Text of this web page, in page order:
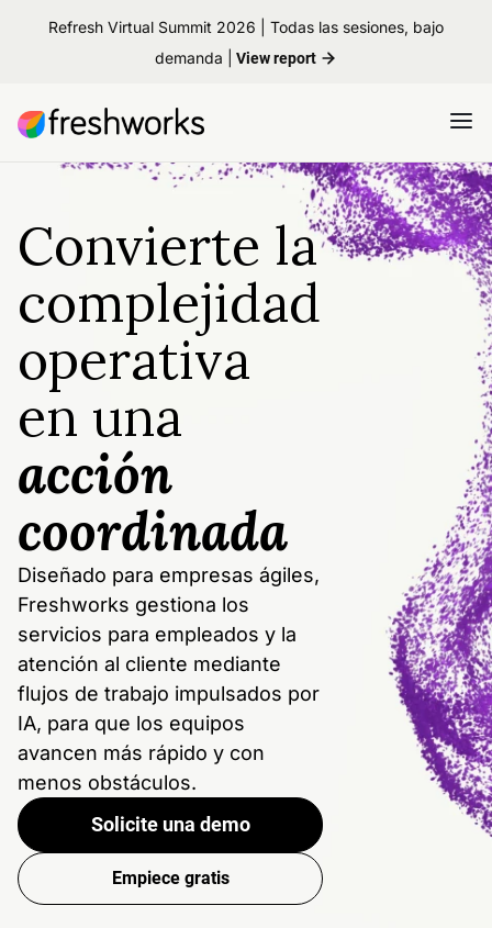
Refresh Virtual Summit 2026 | Todas las sesiones, bajo
demanda |
View report
Convierte la
complejidad
operativa
en una
acción
coordinada
Diseñado para empresas ágiles,
Freshworks gestiona los
servicios para empleados y la
atención al cliente mediante
flujos de trabajo impulsados por
IA, para que los equipos
avancen más rápido y con
menos obstáculos.
Solicite una demo
Empiece gratis